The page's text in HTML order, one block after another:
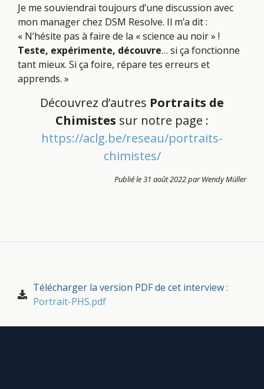
Je me souviendrai toujours d’une discussion avec
mon manager chez DSM Resolve. Il m’a dit :
« N’hésite pas à faire de la « science au noir » !
Teste, expérimente, découvre… si ça fonctionne
tant mieux. Si ça foire, répare tes erreurs et
apprends. »
Découvrez d’autres Portraits de
Chimistes sur notre page :
https://aclg.be/reseau/portraits-
chimistes/
Publié le 31 août 2022 par Wendy Müller
Télécharger la version PDF de cet interview :
Portrait-PHS.pdf